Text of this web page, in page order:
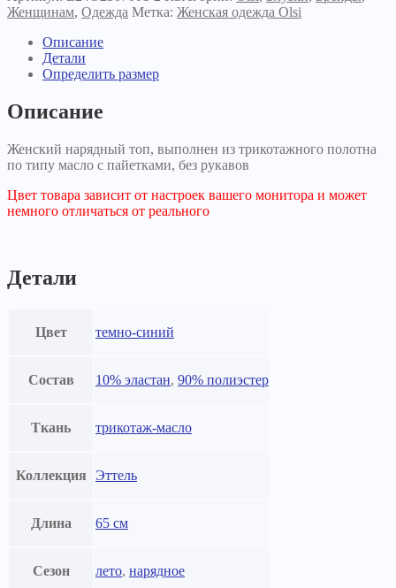
Женщинам, Одежда Метка: Женская одежда Olsi
Описание
Детали
Определить размер
Описание
Женский нарядный топ, выполнен из трикотажного полотна
по типу масло с пайетками, без рукавов
Цвет товара зависит от настроек вашего монитора и может
немного отличаться от реального
Детали
Цвет темно-синий
Состав 10% эластан, 90% полиэстер
Ткань трикотаж-масло
Коллекция Эттель
Длина 65 см
Сезон лето, нарядное